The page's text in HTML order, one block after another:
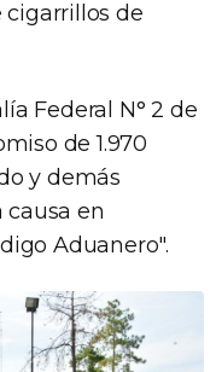
cigarrillos de
Federal N° 2 de
de 1.970
y demás
en
Aduanero".